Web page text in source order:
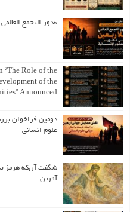
«دور التجمع
“The Role of the
of the
Announced
دومین فراخوان
علوم انسانی
شگفت آن‌که هرمز
آفرین